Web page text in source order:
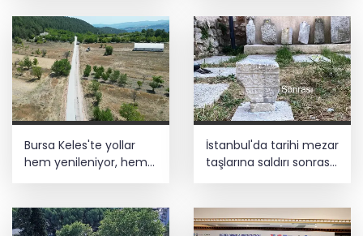
Bursa Keles'te yollar
hem yenileniyor, hem
genişliyor
İstanbul'da tarihi mezar
taşlarına saldırı sonrası
restorasyon